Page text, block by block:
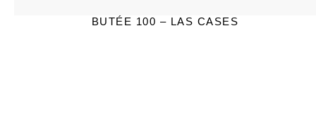
BUTÉE 100 – LAS CASES